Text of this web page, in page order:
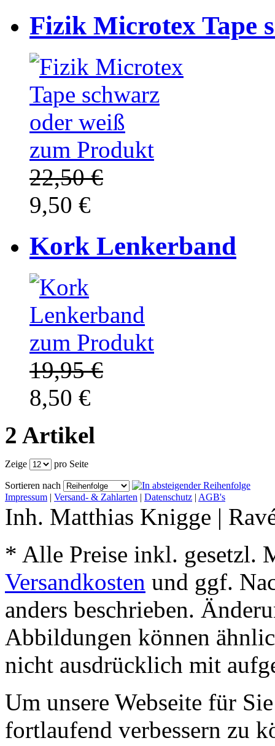
Fizik Microtex Tape
zum Produkt
22,50 €
9,50 €
Kork Lenkerband
zum Produkt
19,95 €
8,50 €
2 Artikel
Zeige pro Seite
Sortieren nach
Impressum | Versand- & Zahlarten | Datenschutz | AGB's
Inh. Matthias Knigge |
* Alle Preise inkl. gesetzl.
Versandkosten und ggf.
anders beschrieben.
Abbildungen können
nicht ausdrücklich mit
Um unsere Webseite für
fortlaufend verbessern zu